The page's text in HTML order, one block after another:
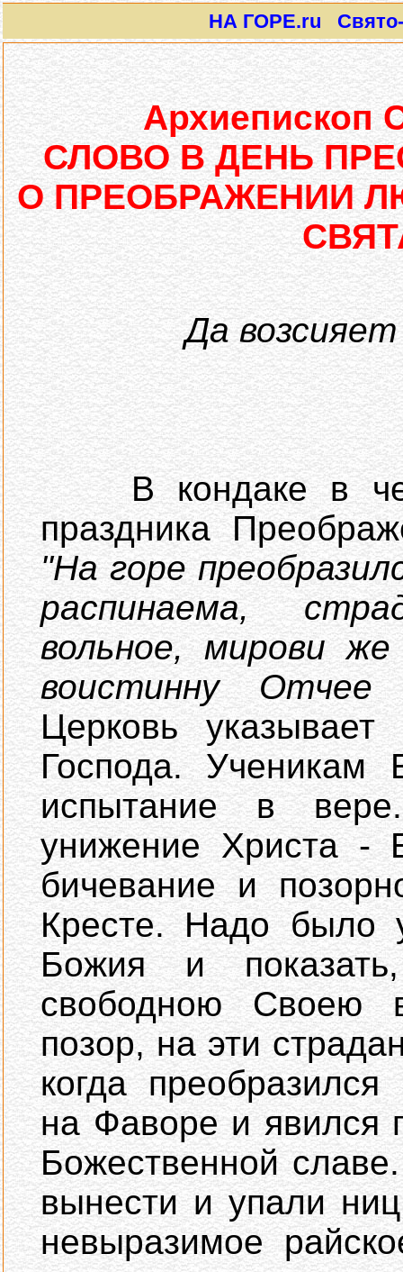
НА ГОРЕ.ru Свято-
Архиепископ
СЛОВО В ДЕНЬ
О ПРЕОБРАЖЕНИИ
Да возсияет
В кондаке в
праздника
"На горе
распинаема,
вольное, мирови
воистинну Отчее
Церковь
Господа. Ученикам
испытание в
унижение Христа -
бичевание и
Кресте. Надо было
Божия и
свободною Своею
позор, на эти
когда
на Фаворе и явился
Божественной
вынести и упали
невыразимое